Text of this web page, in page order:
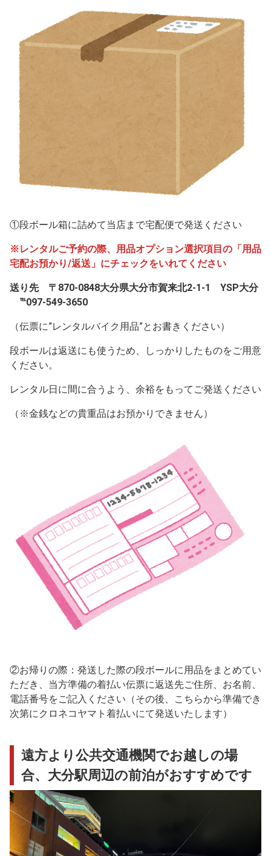
①段ボール箱に詰めて当店まで宅配便で発送ください
※レンタルご予約の際、用品オプション選択項目の「用品
宅配お預かり/返送」にチェックをいれてください
送り先 〒870-0848大分県大分市賀来北2-1-1 YSP大分
℡097-549-3650
（伝票に”レンタルバイク用品”とお書きください）
段ボールは返送にも使うため、しっかりしたものをご用意
ください。
レンタル日に間に合うよう、余裕をもってご発送ください
（※金銭などの貴重品はお預かりできません）
②お帰りの際：発送した際の段ボールに用品をまとめてい
ただき、当方準備の着払い伝票に返送先ご住所、お名前、
電話番号をご記入ください（その後、こちらから準備でき
次第にクロネコヤマト着払いにて発送いたします）
遠方より公共交通機関でお越しの場
合、大分駅周辺の前泊がおすすめです